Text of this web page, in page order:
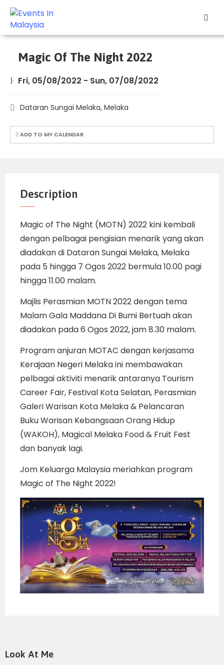
Events
Add
Your
Stuff
Magic Of The Night 2022
Fri, 05/08/2022 - Sun, 07/08/2022
Dataran Sungai Melaka, Melaka
ADD TO MY CALENDAR
Description
Magic of The Night (MOTN) 2022 kini kembali
dengan pelbagai pengisian menarik yang akan
diadakan di Dataran Sungai Melaka, Melaka
pada 5 hingga 7 Ogos 2022 bermula 10.00 pagi
hingga 11.00 malam.
Majlis Perasmian MOTN 2022 dengan tema
Malam Gala Maddana Di Bumi Bertuah akan
diadakan pada 6 Ogos 2022, jam 8.30 malam.
Program anjuran MOTAC dengan kerjasama
Kerajaan Negeri Melaka ini membawakan
pelbagai aktiviti menarik antaranya Tourism
Career Fair, Festival Kota Selatan, Perasmian
Galeri Warisan Kota Melaka & Pelancaran
Buku Warisan Kebangsaan Orang Hidup
(WAKOH), Magical Melaka Food & Fruit Fest
dan banyak lagi.
Jom Keluarga Malaysia meriahkan program
Magic of The Night 2022!
Look At Me